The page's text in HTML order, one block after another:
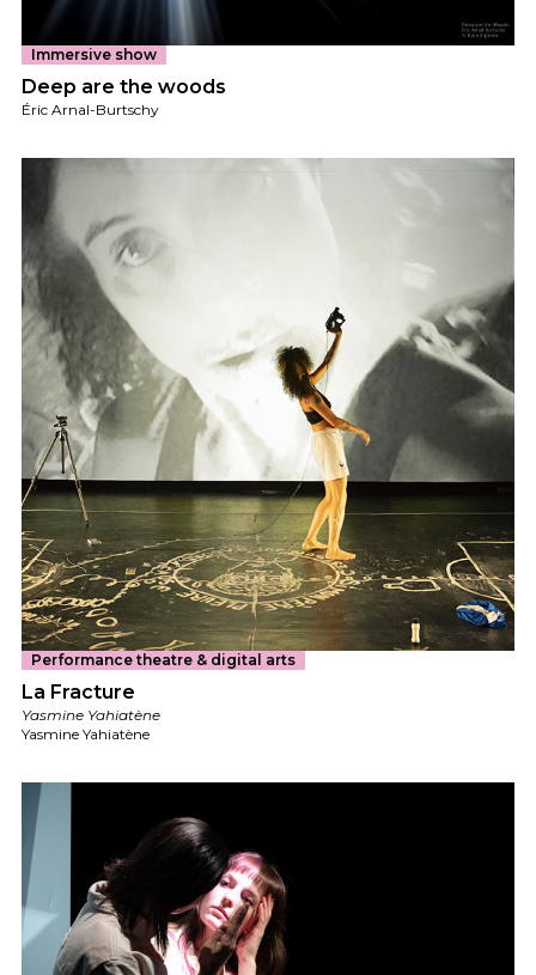
Immersive show
Deep are the woods
Éric Arnal-Burtschy
Performance theatre & digital arts
La Fracture
Yasmine Yahiatène
Yasmine Yahiatène